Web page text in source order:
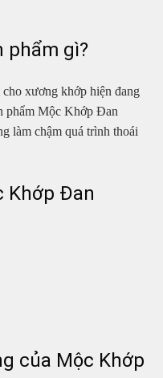
phẩm gì?
cho xương khớp hiện đang
phẩm Mộc Khớp Đan
làm chậm quá trình thoái
Khớp Đan
của Mộc Khớp